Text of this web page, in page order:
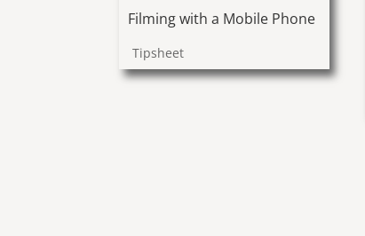
Filming with a Mobile Phone
Tipsheet